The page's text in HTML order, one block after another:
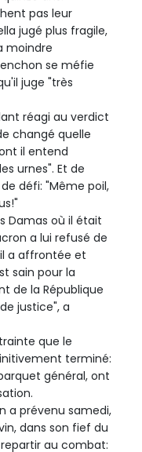
pas leur
jugé plus fragile,
moindre
se méfie
juge "très
réagi au verdict
changé quelle
il entend
urnes". Et de
défi: "Même poil,
Damas où il était
a lui refusé de
a affrontée et
sain pour la
de la République
justice", a
que le
terminé:
général, ont
a prévenu samedi,
dans son fief du
au combat: